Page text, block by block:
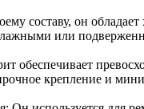
составу, он
или
обеспечивает
крепление и